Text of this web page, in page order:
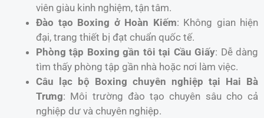
viên giàu kinh nghiệm, tận tâm.
Đào tạo Boxing ở Hoàn Kiếm: Không gian hiện
đại, trang thiết bị đạt chuẩn quốc tế.
Phòng tập Boxing gần tôi tại Cầu Giấy: Dễ dàng
tìm thấy phòng tập gần nhà hoặc nơi làm việc.
Câu lạc bộ Boxing chuyên nghiệp tại Hai Bà
Trưng: Môi trường đào tạo chuyên sâu cho cả
nghiệp dư và chuyên nghiệp.